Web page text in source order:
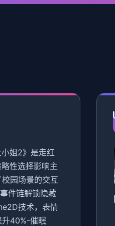
小姐2》是走红
性选择影响主
园场景的交互
件链解锁隐藏
技术，表情
升40%-催眠